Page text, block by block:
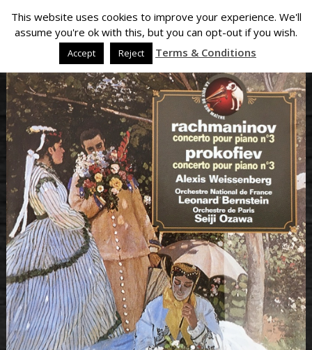
This website uses cookies to improve your experience. We'll
assume you're ok with this, but you can opt-out if you wish.
Accept Reject Terms & Conditions